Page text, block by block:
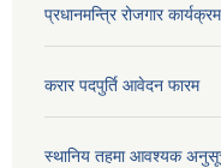
प्रधानमन्त्रि रोजगार
करार पदपुर्ति आवेदन फारम
स्थानिय तहमा आवश्यक